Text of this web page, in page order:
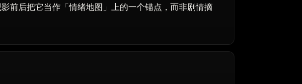
前后把它当作「情绪地图」上的一个锚点，而非剧情摘